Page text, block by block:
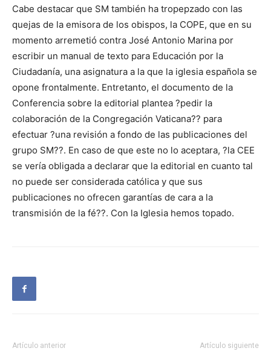
Cabe destacar que SM también ha tropepzado con las
quejas de la emisora de los obispos, la COPE, que en su
momento arremetió contra José Antonio Marina por
escribir un manual de texto para Educación por la
Ciudadanía, una asignatura a la que la iglesia española se
opone frontalmente. Entretanto, el documento de la
Conferencia sobre la editorial plantea ?pedir la
colaboración de la Congregación Vaticana?? para
efectuar ?una revisión a fondo de las publicaciones del
grupo SM??. En caso de que este no lo aceptara, ?la CEE
se vería obligada a declarar que la editorial en cuanto tal
no puede ser considerada católica y que sus
publicaciones no ofrecen garantías de cara a la
transmisión de la fé??. Con la Iglesia hemos topado.
Artículo anterior Artículo siguiente